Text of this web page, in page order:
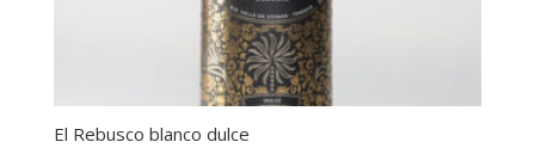
El Rebusco blanco dulce